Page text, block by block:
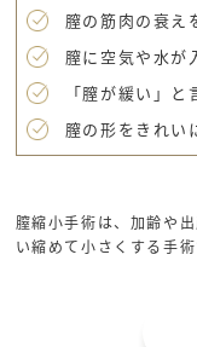
膣の筋肉の衰え
膣に空気や水が
「膣が緩い」と
膣の形をきれい
膣縮小手術は、加齢や
い縮めて小さくする手術